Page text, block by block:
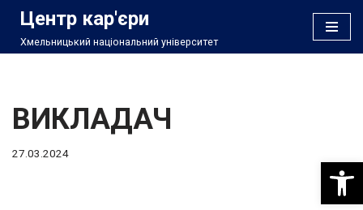
Перейти
Центр кар'єри
Хмельницький національний університет
ВИКЛАДАЧ
27.03.2024